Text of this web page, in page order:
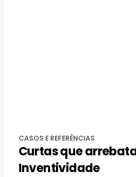
CASOS E REFERÊNCIAS
Curtas que
Inventividade